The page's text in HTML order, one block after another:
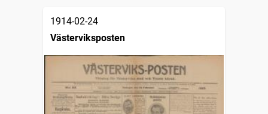
1914-02-24
Västerviksposten